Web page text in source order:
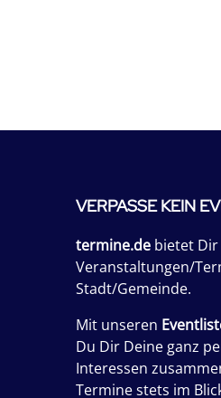
VERPASSE KEIN
termine.de bietet
Veranstaltungen/
Stadt/Gemeinde.
Mit unseren
Du Dir Deine ganz
Interessen
Termine stets im